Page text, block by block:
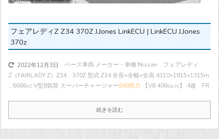
フェアレディZ Z34 370Z J.Jones LinkECU | LinkECU J.Jones
370z
2022年12月3日
ベース車両 メーカー・車種 Nissan フェアレディ
Z（FAIRLADY Z）Z34 370Z 型式 Z34 全長×全幅×全高 4310×1815×1315m
...6686cc V型8気筒 スーパーチャージャー849馬力 【V8 408cu ic】 4速 FR
続きを読む